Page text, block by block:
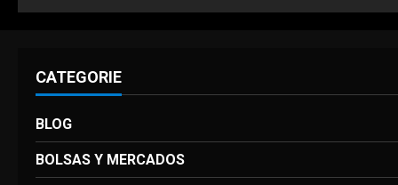
CATEGORIE
BLOG
BOLSAS Y MERCADOS